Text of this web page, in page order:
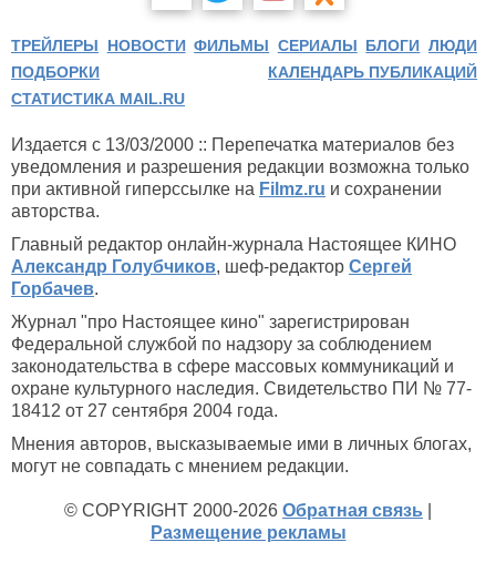
ТРЕЙЛЕРЫ НОВОСТИ ФИЛЬМЫ СЕРИАЛЫ БЛОГИ ЛЮДИ
ПОДБОРКИ
КАЛЕНДАРЬ ПУБЛИКАЦИЙ
СТАТИСТИКА MAIL.RU
Издается с 13/03/2000 :: Перепечатка материалов без
уведомления и разрешения редакции возможна только
при активной гиперссылке на Filmz.ru и сохранении
авторства.
Главный редактор онлайн-журнала Настоящее КИНО
Александр Голубчиков, шеф-редактор Сергей
Горбачев.
Журнал "про Настоящее кино" зарегистрирован
Федеральной службой по надзору за соблюдением
законодательства в сфере массовых коммуникаций и
охране культурного наследия. Свидетельство ПИ № 77-
18412 от 27 сентября 2004 года.
Мнения авторов, высказываемые ими в личных блогах,
могут не совпадать с мнением редакции.
© COPYRIGHT 2000-2026 Обратная связь
Размещение рекламы